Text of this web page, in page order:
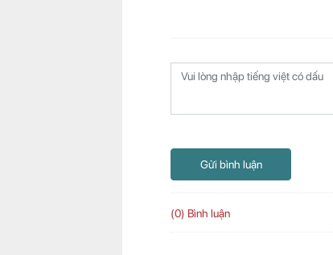
Gửi bình luận
(0) Bình luận